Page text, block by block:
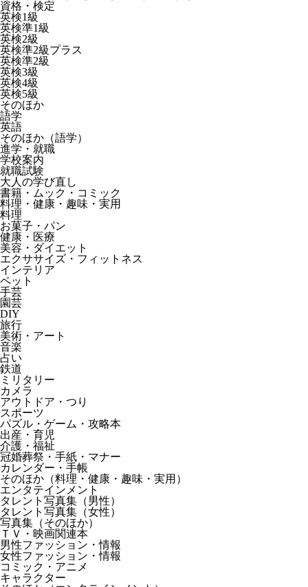
資格・検定
英検1級
英検準1級
英検2級
英検準2級プラス
英検準2級
英検3級
英検4級
英検5級
そのほか
語学
英語
そのほか（語学）
進学・就職
学校案内
就職試験
大人の学び直し
書籍・ムック・コミック
料理・健康・趣味・実用
料理
お菓子・パン
健康・医療
美容・ダイエット
エクササイズ・フィットネス
インテリア
ペット
手芸
園芸
DIY
旅行
美術・アート
音楽
占い
鉄道
ミリタリー
カメラ
アウトドア・つり
スポーツ
パズル・ゲーム・攻略本
出産・育児
介護・福祉
冠婚葬祭・手紙・マナー
カレンダー・手帳
そのほか（料理・健康・趣味・実用）
エンタテインメント
タレント写真集（男性）
タレント写真集（女性）
写真集（そのほか）
ＴＶ・映画関連本
男性ファッション・情報
女性ファッション・情報
コミック・アニメ
キャラクター